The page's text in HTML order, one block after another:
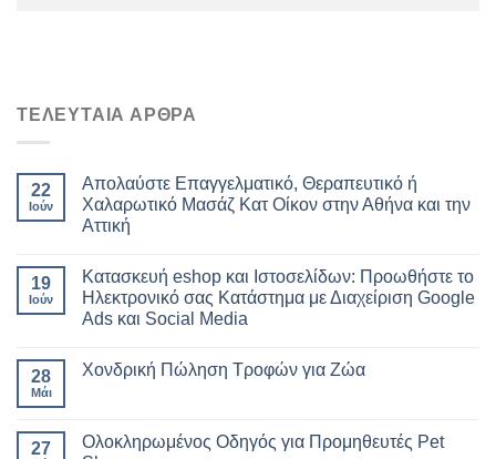
ΤΕΛΕΥΤΑΙΑ ΑΡΘΡΑ
22
Ιούν
Απολαύστε Επαγγελματικό, Θεραπευτικό ή
Χαλαρωτικό Μασάζ Κατ Οίκον στην Αθήνα και την
Αττική
19
Ιούν
Κατασκευή eshop και Ιστοσελίδων: Προωθήστε το
Ηλεκτρονικό σας Κατάστημα με Διαχείριση Google
Ads και Social Media
28
Μάι
Χονδρική Πώληση Τροφών για Ζώα
27
Ολοκληρωμένος Οδηγός για Προμηθευτές Pet